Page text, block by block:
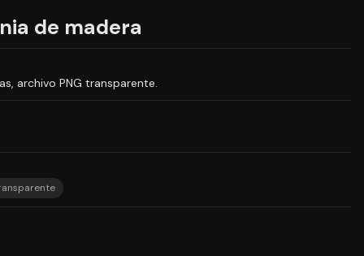
de madera
archivo PNG transparente.